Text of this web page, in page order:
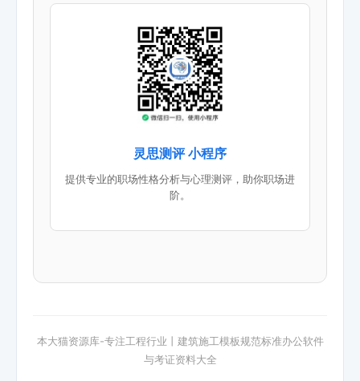
灵思测评 小程序
提供专业的职场性格分析与心理测评，助你职场进
阶。
本大猫资源库-专注工程行业丨建筑施工模板规范标准办公软件
与考证资料大全